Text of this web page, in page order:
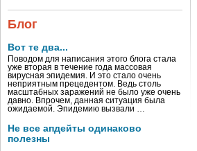
Блог
Вот те два...
Поводом для написания этого блога стала
уже вторая в течение года массовая
вирусная эпидемия. И это стало очень
неприятным прецедентом. Ведь столь
масштабных заражений не было уже очень
давно. Впрочем, данная ситуация была
ожидаемой. Эпидемию вызвали …
Не все апдейты одинаково
полезны